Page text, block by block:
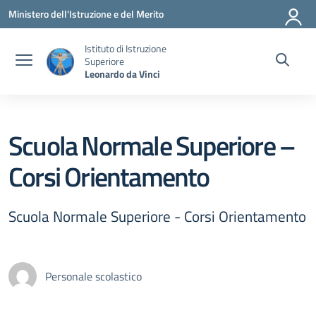
Vai ai contenuti
Vai al menu di navigazione
Vai al footer
Ministero dell'Istruzione e del Merito
Istituto di Istruzione
Superiore
Leonardo da Vinci
Scuola Normale Superiore –
Corsi Orientamento
Scuola Normale Superiore - Corsi Orientamento
Personale scolastico